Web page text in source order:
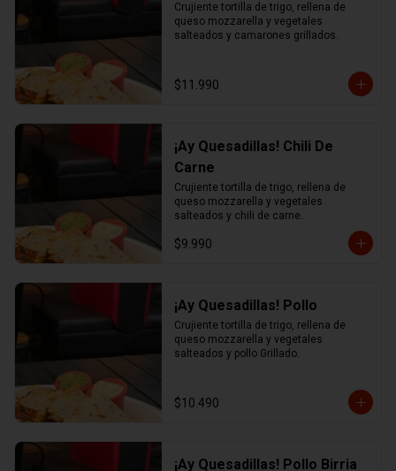
Crujiente tortilla de trigo, rellena de
queso mozzarella y vegetales
salteados y camarones grillados.
$11.990
¡Ay Quesadillas! Chili De
Carne
Crujiente tortilla de trigo, rellena de
queso mozzarella y vegetales
salteados y chili de carne.
$9.990
¡Ay Quesadillas! Pollo
Crujiente tortilla de trigo, rellena de
queso mozzarella y vegetales
salteados y pollo Grillado.
$10.490
¡Ay Quesadillas! Pollo Birria